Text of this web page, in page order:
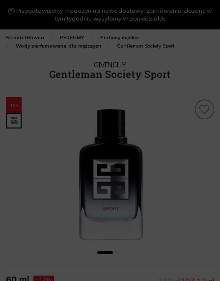
📦 Przygotowujemy magazyn na nowe dostawy! Zamówienia złożone w
tym tygodniu wysyłamy w poniedziałek
Strona Główna PERFUMY
Perfumy męskie
Wody perfumowane dla mężczyzn
Gentleman Society Sport
GIVENCHY
Gentleman Society Sport
-12%
-12%